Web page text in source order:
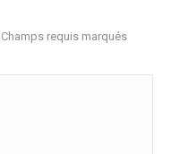
requis marqués